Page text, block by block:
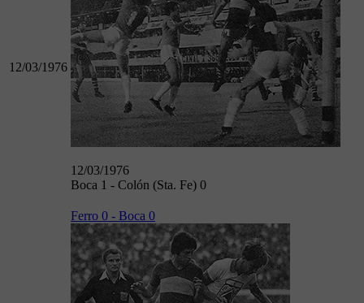
12/03/1976
12/03/1976
Boca 1 - Colón (Sta. Fe) 0
Ferro 0 - Boca 0